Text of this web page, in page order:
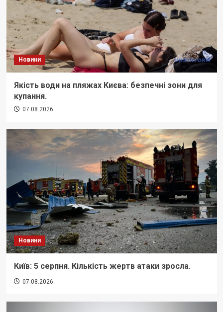
Новини
Якість води на пляжах Києва: безпечні зони для
купання.
07.08.2026
Новини
Київ: 5 серпня. Кількість жертв атаки зросла.
07.08.2026